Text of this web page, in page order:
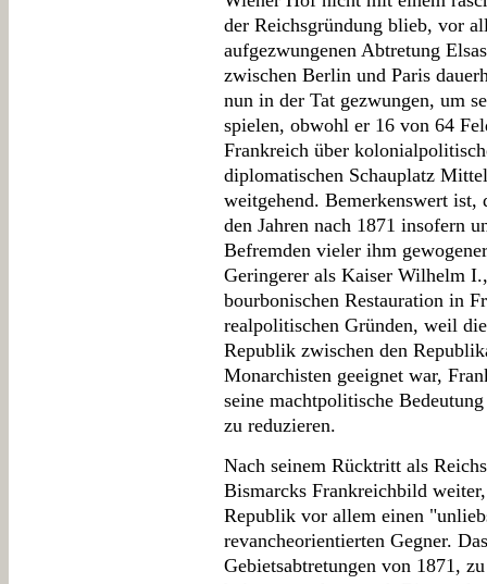
der Reichsgründung blieb, vor
aufgezwungenen Abtretung
zwischen Berlin und Paris
nun in der Tat gezwungen, um
spielen, obwohl er 16 von 64
Frankreich über
diplomatischen Schauplatz
weitgehend. Bemerkenswert
den Jahren nach 1871 insofern
Befremden vieler ihm
Geringerer als Kaiser Wilhelm
bourbonischen Restauration in
realpolitischen Gründen, weil
Republik zwischen den
Monarchisten geeignet war,
seine machtpolitische
zu reduzieren.
Nach seinem Rücktritt als
Bismarcks Frankreichbild
Republik vor allem einen
revancheorientierten Gegner.
Gebietsabtretungen von 1871,